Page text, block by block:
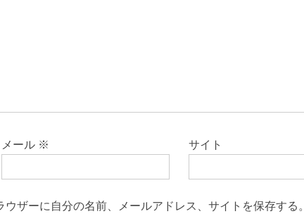
メール ※ サイト
ザーに自分の名前、メールアドレス、サイトを保存する。